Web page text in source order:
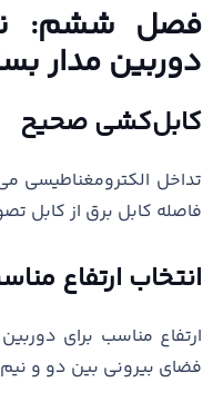
فصل ششم:
دوربین مدار
کابل‌کشی صحیح
تداخل الکترومغناطیسی
فاصله کابل برق از کابل
انتخاب ارتفاع
ارتفاع مناسب برای
فضای بیرونی بین دو و